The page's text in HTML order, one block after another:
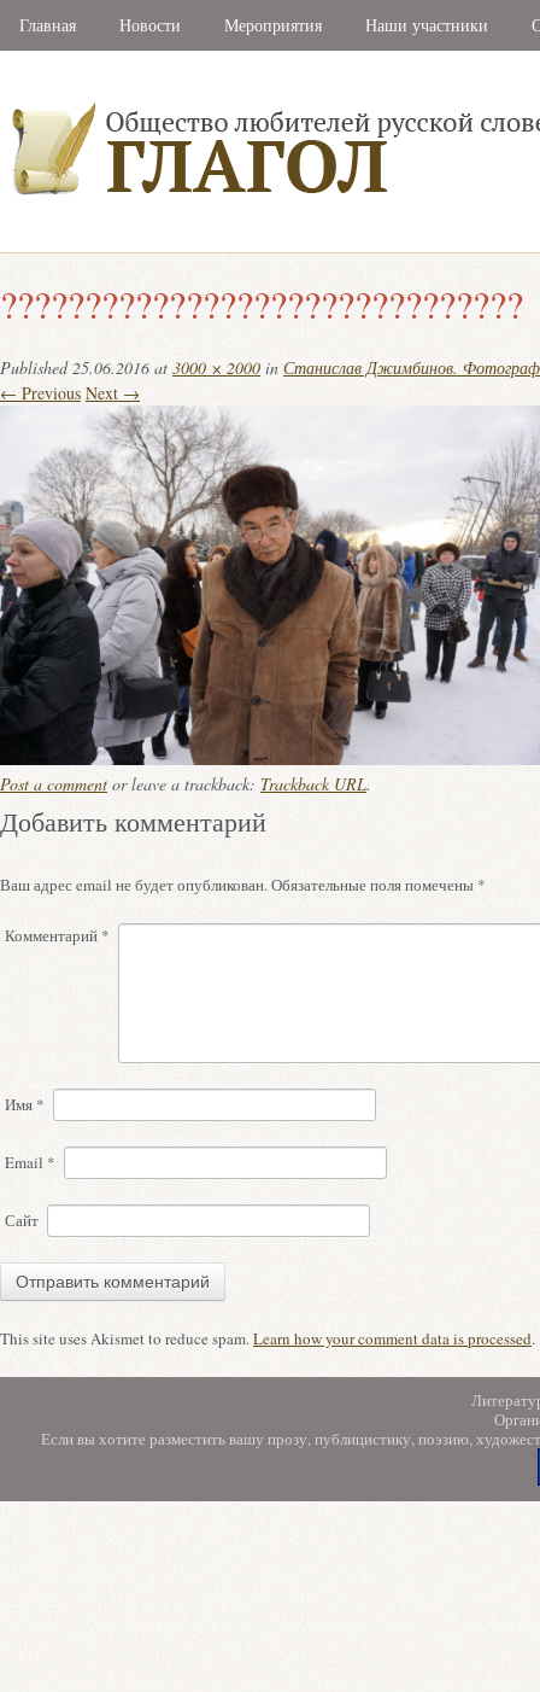
Главная Новости Мероприятия Наши участники
???????????????????????????????
Published25.06.2016 at 3000 × 2000 in Станислав Джимбинов.
← Previous Next →
Post a comment or leave a trackback: Trackback URL.
Добавить комментарий
Ваш адрес email не будет опубликован.Обязательные поля помечены *
Комментарий *
Имя *
Email *
Сайт
This site uses Akismet to reduce spam.Learn how your comment data is processed.
Если вы хотите разместить вашу прозу, публицистику, поэзию,